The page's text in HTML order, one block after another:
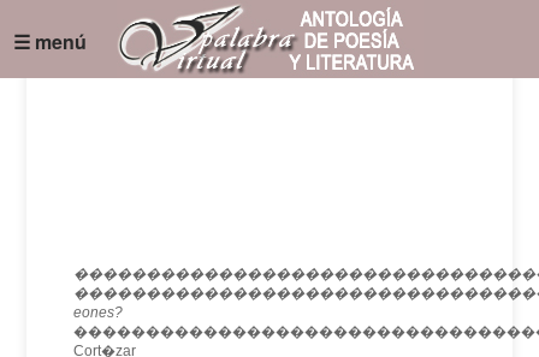
☰ menú
eones?
Cort�zar